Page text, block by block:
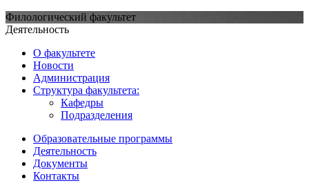
Филологический факультет
Деятельность
О факультете
Новости
Администрация
Структура факультета:
Кафедры
Подразделения
Образовательные программы
Деятельность
Документы
Контакты